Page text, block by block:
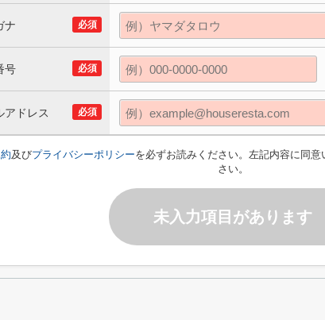
必須
ナ
必須
号
必須
アドレス
及びプライバシーポリシーを必ずお読みください。左記内容に同
さい。
未入力項目があります